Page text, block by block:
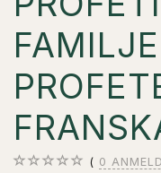
0